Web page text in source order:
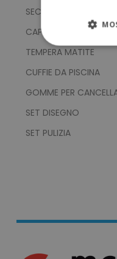
SECCHIELLI DA SPIAGGIA
CAPPELLI DI PAGLIA E
TEMPERA MATITE
CUFFIE DA PISCINA
GOMME PER
SET DISEGNO
SET PULIZIA
Strettamente